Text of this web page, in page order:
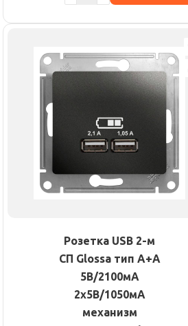
Розетка USB 2-м
СП Glossa тип A+A
5В/2100мА
2х5В/1050мА
механизм